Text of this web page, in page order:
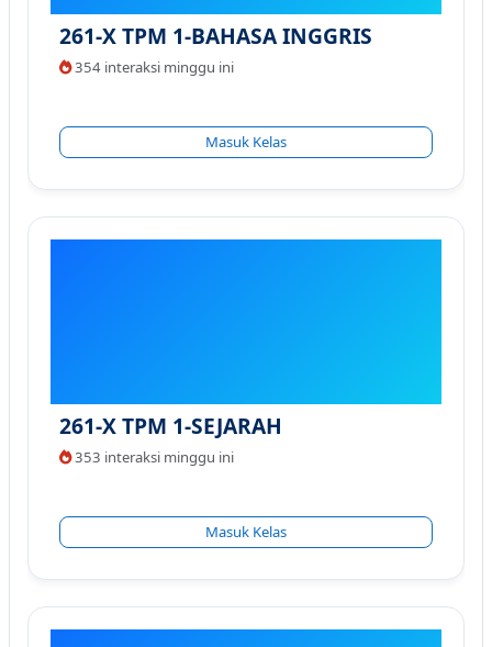
261-X TPM 1-BAHASA INGGRIS
354 interaksi minggu ini
Masuk Kelas
261-X TPM 1-SEJARAH
353 interaksi minggu ini
Masuk Kelas